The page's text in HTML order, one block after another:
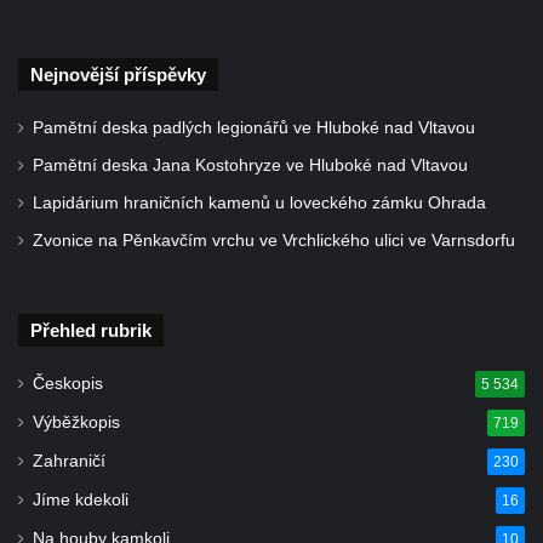
od Mezné
Socha vodníka na trase naučné stezky v
fresky v Duchcově
Socha Amfitrité u pavilonu Reinerovy fresky
Nejnovější příspěvky
Pamětní deska padlých legionářů ve Hluboké nad Vltavou
Pamětní deska Jana Kostohryze ve Hluboké nad Vltavou
Lapidárium hraničních kamenů u loveckého zámku Ohrada
Zvonice na Pěnkavčím vrchu ve Vrchlického ulici ve Varnsdorfu
Přehled rubrik
Českopis 5 534
Výběžkopis 719
Zahraničí 230
Jíme kdekoli 16
Na houby kamkoli 10